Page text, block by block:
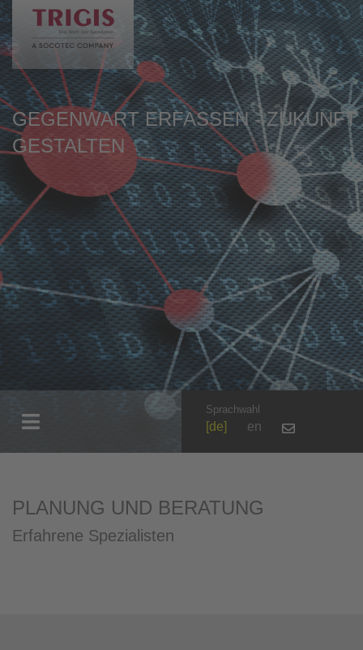
GEGENWART ERFASSEN - ZUKUNFT
GESTALTEN
de
Sprachwahl
de en
PLANUNG UND BERATUNG
Erfahrene Spezialisten